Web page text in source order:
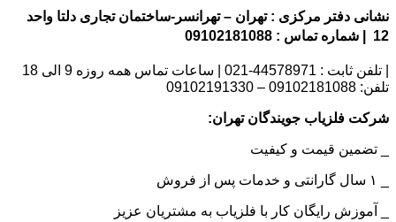
نشانی دفتر مرکزی : تهران – تهرانسر-ساختمان تجاری دلتا واحد
12 | شماره تماس : 09102181088
| تلفن ثابت : 44578971-021 | ساعات تماس همه روزه 9 الی 18
تلفن: 09102181088 – 09102191330
شرکت فلزیاب جویندگان تهران:
_ تضمین قیمت و کیفیت
_ آموزش رایگان کار با فلزیاب به مشتریان عزیز